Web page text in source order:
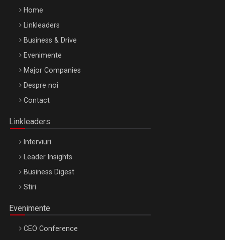
Be Inspired. Make it Happen!, ARTEMIS LETO, ORADEA, 8
Octombrie
Home
Linkleaders
Business & Drive
Evenimente
Major Companies
Despre noi
Contact
Linkleaders
Interviuri
Leader Insights
Business Digest
Stiri
Evenimente
CEO Conference